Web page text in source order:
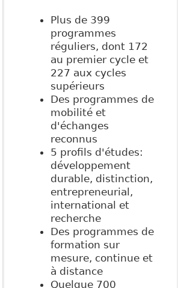
Plus de 399
programmes
réguliers, dont 172
au premier cycle et
227 aux cycles
supérieurs
Des programmes de
mobilité et
d'échanges
reconnus
5 profils d'études:
développement
durable, distinction,
entrepreneurial,
international et
recherche
Des programmes de
formation sur
mesure, continue et
à distance
Quelque 700